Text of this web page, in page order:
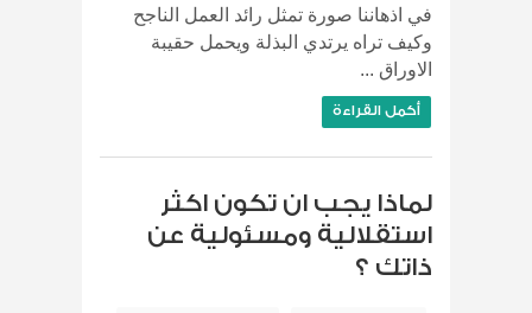
في اذهاننا صورة تمثل رائد العمل الناجح
وكيف تراه يرتدي البذلة ويحمل حقيبة
الاوراق ...
أكمل القراءة
لماذا يجب ان تكون اكثر
استقلالية ومسئولية عن
ذاتك ؟